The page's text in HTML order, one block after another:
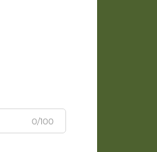
0/100